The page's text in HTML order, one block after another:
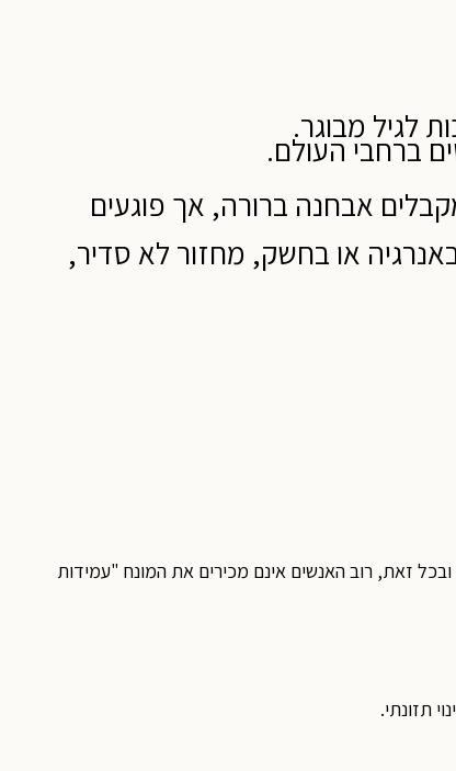
לגיל מבוגר.
ברחבי העולם.
אבחנה ברורה, אך פוגעים
או בחשק, מחזור לא סדיר,
זאת, רוב האנשים אינם מכירים את המונח "עמידות
תזונתי.